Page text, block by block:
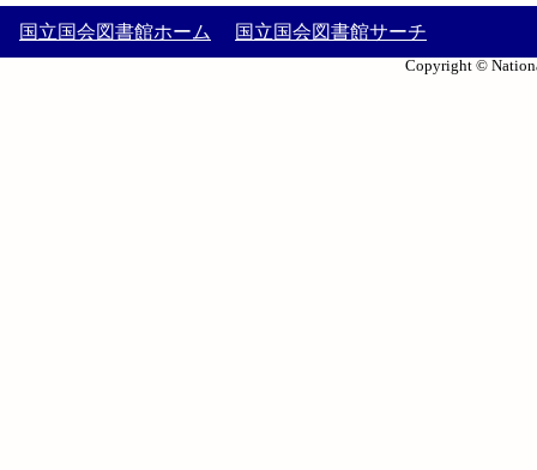
国立国会図書館ホーム 国立国会図書館サーチ
Copyright ©